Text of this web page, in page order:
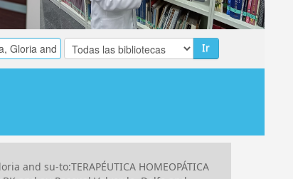
Ir
and su-to:TERAPÉUTICA HOMEOPÁTICA